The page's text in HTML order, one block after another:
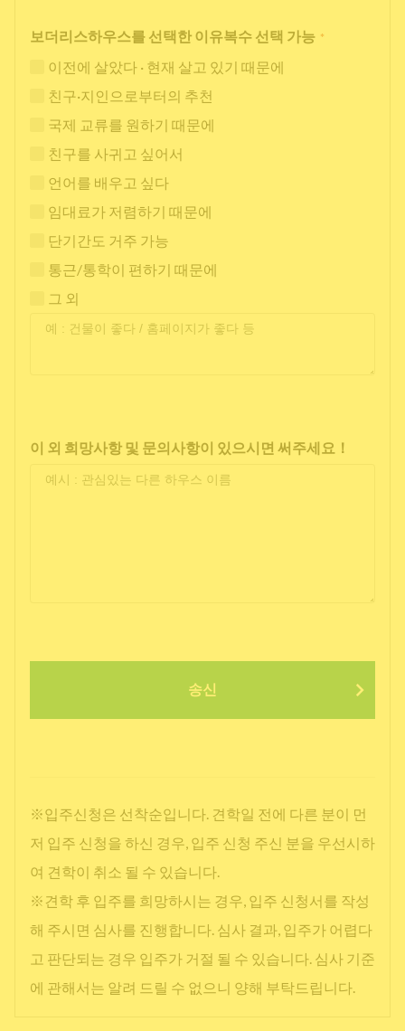
보더리스하우스를 선택한 이유복수 선택 가능 *
이전에 살았다 · 현재 살고 있기 때문에
친구·지인으로부터의 추천
국제 교류를 원하기 때문에
친구를 사귀고 싶어서
언어를 배우고 싶다
임대료가 저렴하기 때문에
단기간도 거주 가능
통근/통학이 편하기 때문에
그 외
이 외 희망사항 및 문의사항이 있으시면 써주세요！
송신
※입주신청은 선착순입니다. 견학일 전에 다른 분이 먼
저 입주 신청을 하신 경우, 입주 신청 주신 분을 우선시하
여 견학이 취소 될 수 있습니다.
※견학 후 입주를 희망하시는 경우, 입주 신청서를 작성
해 주시면 심사를 진행합니다. 심사 결과, 입주가 어렵다
고 판단되는 경우 입주가 거절 될 수 있습니다. 심사 기준
에 관해서는 알려 드릴 수 없으니 양해 부탁드립니다.